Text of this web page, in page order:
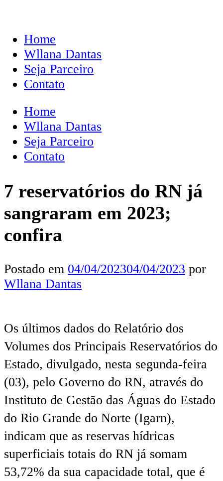
Home
Wllana Dantas
Seja Parceiro
Contato
Home
Wllana Dantas
Seja Parceiro
Contato
7 reservatórios do RN já
sangraram em 2023;
confira
Postado em 04/04/202304/04/2023 por
Wllana Dantas
Os últimos dados do Relatório dos
Volumes dos Principais Reservatórios do
Estado, divulgado, nesta segunda-feira
(03), pelo Governo do RN, através do
Instituto de Gestão das Águas do Estado
do Rio Grande do Norte (Igarn),
indicam que as reservas hídricas
superficiais totais do RN já somam
53,72% da sua capacidade total, que é